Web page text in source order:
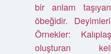
bir anlam
öbeğidir.
Örnekler:
oluşturan